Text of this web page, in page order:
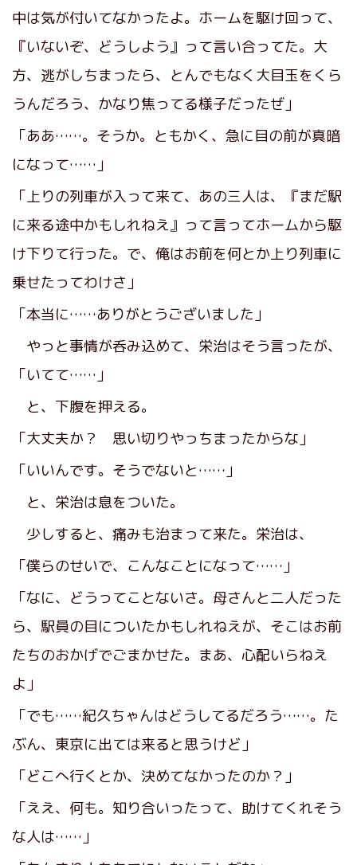
中は気が付いてなかったよ。ホームを駆け回って、
『いないぞ、どうしよう』って言い合ってた。大
方、逃がしちまったら、とんでもなく大目玉をくら
うんだろう、かなり焦ってる様子だったぜ」
「ああ……。そうか。ともかく、急に目の前が真暗
になって……」
「上りの列車が入って来て、あの三人は、『まだ駅
に来る途中かもしれねえ』って言ってホームから駆
け下りて行った。で、俺はお前を何とか上り列車に
乗せたってわけさ」
「本当に……ありがとうございました」
やっと事情が呑み込めて、栄治はそう言ったが、
「いてて……」
と、下腹を押える。
「大丈夫か？ 思い切りやっちまったからな」
「いいんです。そうでないと……」
と、栄治は息をついた。
少しすると、痛みも治まって来た。栄治は、
「僕らのせいで、こんなことになって……」
「なに、どうってことないさ。母さんと二人だった
ら、駅員の目についたかもしれねえが、そこはお前
たちのおかげでごまかせた。まあ、心配いらねえ
よ」
「でも……紀久ちゃんはどうしてるだろう……。た
ぶん、東京に出ては来ると思うけど」
「どこへ行くとか、決めてなかったのか？」
「ええ、何も。知り合いったって、助けてくれそう
な人は……」